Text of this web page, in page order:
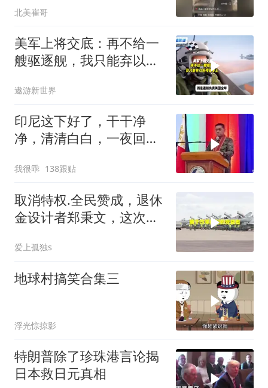
北美崔哥
美军上将交底：再不给一
艘驱逐舰，我只能弃以色
遨游新世界
印尼这下好了，干干净
净，清清白白，一夜回到
我很乖 138跟贴
取消特权.全民赞成，退休
金设计者郑秉文，这次站
爱上孤独s
地球村搞笑合集三
浮光惊掠影
特朗普除了珍珠港言论揭
日本救日元真相